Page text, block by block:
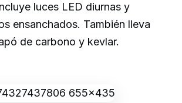
luces LED diurnas y
ensanchados. También lleva
de carbono y kevlar.